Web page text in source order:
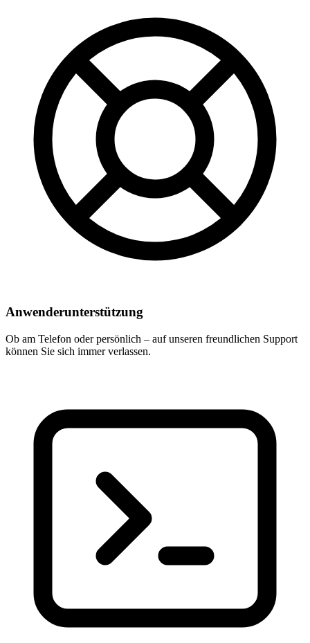
Anwenderunterstützung
Ob am Telefon oder persönlich – auf unseren freundlichen Support
können Sie sich immer verlassen.